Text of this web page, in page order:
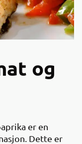
og
er en
Dette er